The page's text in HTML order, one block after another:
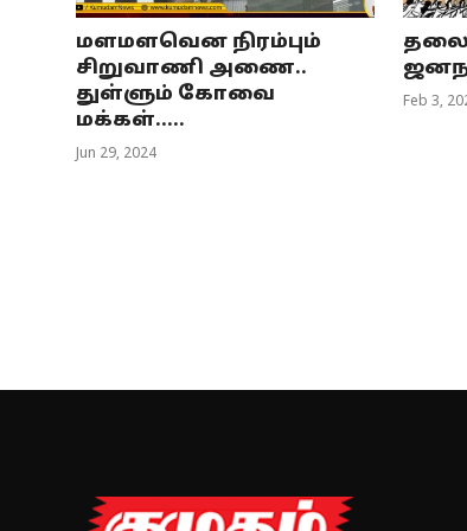
மளமளவென நிரம்பும்
சிறுவாணி அணை..
துள்ளும் கோவை
மக்கள்.....
Jun 29, 2024
Feb 3,